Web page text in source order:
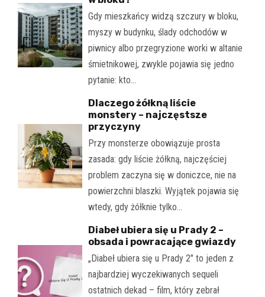
Gdy mieszkańcy widzą szczury w bloku,
myszy w budynku, ślady odchodów w
piwnicy albo przegryzione worki w altanie
śmietnikowej, zwykle pojawia się jedno
pytanie: kto…
Dlaczego żółkną liście
monstery – najczęstsze
przyczyny
Przy monsterze obowiązuje prosta
zasada: gdy liście żółkną, najczęściej
problem zaczyna się w doniczce, nie na
powierzchni blaszki. Wyjątek pojawia się
wtedy, gdy żółknie tylko…
Diabeł ubiera się u Prady 2 –
obsada i powracające gwiazdy
„Diabeł ubiera się u Prady 2" to jeden z
najbardziej wyczekiwanych sequeli
ostatnich dekad – film, który zebrał